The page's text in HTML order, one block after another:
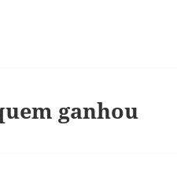
ganhou